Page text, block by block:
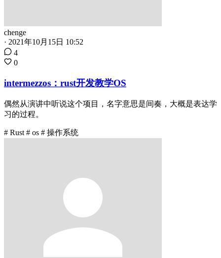
chenge
· 2021年10月15日 10:52
4
0
intermezzos：rust开发教学OS
偶然从演讲中听说这个项目，名字意思是间奏，大概是表达学
习的过程。
# Rust # os # 操作系统